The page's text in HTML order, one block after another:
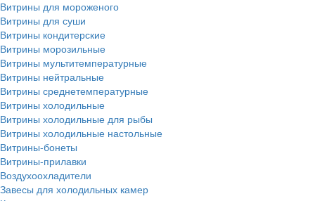
Витрины для мороженого
Витрины для суши
Витрины кондитерские
Витрины морозильные
Витрины мультитемпературные
Витрины нейтральные
Витрины среднетемпературные
Витрины холодильные
Витрины холодильные для рыбы
Витрины холодильные настольные
Витрины-бонеты
Витрины-прилавки
Воздухоохладители
Завесы для холодильных камер